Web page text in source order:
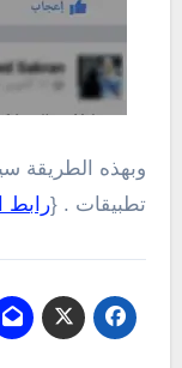
وبهذه الطريقة
تطبيقات . {رابط